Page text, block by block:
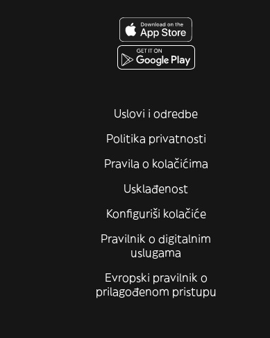
Uslovi i odredbe
Politika privatnosti
Pravila o kolačićima
Usklađenost
Konfiguriši kolačiće
Pravilnik o digitalnim
uslugama
Evropski pravilnik o
prilagođenom pristupu